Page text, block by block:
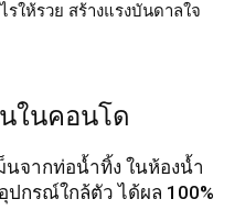
ในคอนโด
จากท่อน้ำทิ้ง ในห้องน้ำ
ปกรณ์ใกล้ตัว ได้ผล 100%
รให้รวย สร้างแรงบันดาลใจ